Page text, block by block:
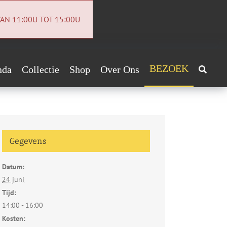
11:00U TOT 15:00U
Collectie Shop Over Ons BEZOEK
Gegevens
Datum:
24 juni
Tijd:
14:00 - 16:00
Kosten: